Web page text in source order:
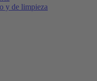
y de limpieza